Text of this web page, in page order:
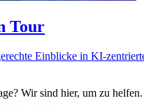
Tour
Einblicke in KI-
Wir sind hier, um zu helfen.